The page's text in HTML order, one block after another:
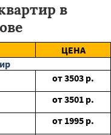
в
ЦЕНА
от3503 р.
от3501 р.
от 1995 р.